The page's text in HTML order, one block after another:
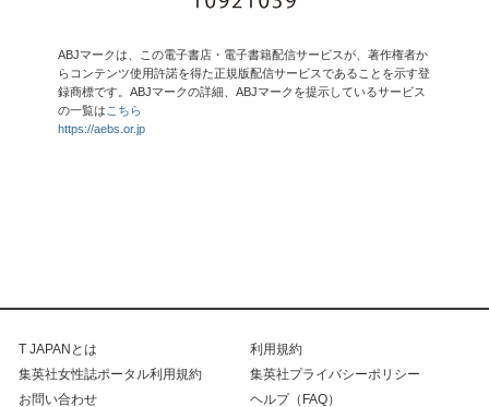
ABJマークは、この電子書店・電子書籍配信サービスが、著作権者か
らコンテンツ使用許諾を得た正規版配信サービスであることを示す登
録商標です。ABJマークの詳細、ABJマークを提示しているサービス
の一覧は こちら
https://aebs.or.jp
T JAPANとは
利用規約
集英社女性誌ポータル利用規約
集英社プライバシーポリシー
お問い合わせ
ヘルプ（FAQ）